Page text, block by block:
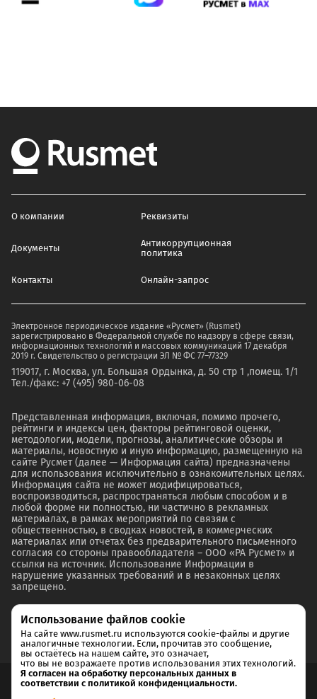
О компании Реквизиты
Документы
Антикоррупционная
политика
Контакты Онлайн-запрос
Электронное периодическое издание «Русмет» (Rusmet)
зарегистрировано в Федеральной службе по надзору в сфере связи,
информационных технологий и массовых коммуникаций 17 декабря
2019 г. Свидетельство о регистрации ЭЛ № ФС 77–77329
119017, г. Москва, ул. Большая Ордынка, д. 50 стр 1 ,помещ. 1/1
Тел./факс: +7 (495) 980-06-08
Представленная информация, включая, помимо прочего,
рейтинги и индексы цен, факторы рейтинговой оценки,
методологии, модели, прогнозы, аналитические обзоры и
материалы, новостную и иную информацию, размещенную на
сайте Русмет (далее — Информация сайта) предназначены
для использования исключительно в ознакомительных целях.
Информация сайта не может модифицироваться,
воспроизводиться, распространяться любым способом и в
любой форме ни полностью, ни частично в рекламных
материалах, в рамках мероприятий по связям с
общественностью, в сводках новостей, в коммерческих
материалах или отчетах без предварительного письменного
согласия со стороны правообладателя – ООО «РА Русмет» и
ссылки на источник. Использование Информации в
нарушение указанных требований и в незаконных целях
запрещено.
Согласие на обработку и хранение персональных данных
Использование файлов cookie
На сайте www.rusmet.ru используются cookie-файлы и другие
аналогичные технологии. Если, прочитав это сообщение,
вы остаётесь на нашем сайте, это означает,
что вы не возражаете против использования этих технологий.
Я согласен на обработку персональных данных в
соответствии с политикой конфиденциальности.